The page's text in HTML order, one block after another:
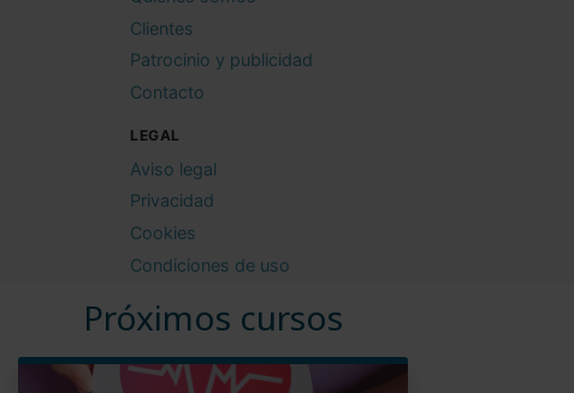
Próximos cursos
Clientes
Patrocinio y publicidad
Contacto
LEGAL
Aviso legal
Privacidad
Cookies
Condiciones de uso